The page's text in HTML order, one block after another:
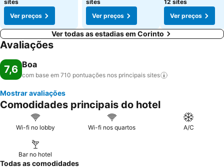
sites
Ver preços
sites
Ver preços
12 sites
Ver preços
Ver todas as estadias em Corinto
Avaliações
7,6 Boa
com base em 710 pontuações nos principais sites
Mostrar avaliações
Comodidades principais do hotel
Wi-fi no lobby Wi-fi nos quartos A/C
Bar no hotel
Todas as comodidades